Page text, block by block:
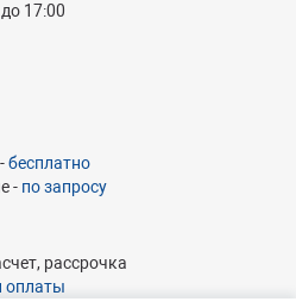
17:00
бесплатно
- по запросу
рассрочка
оплаты